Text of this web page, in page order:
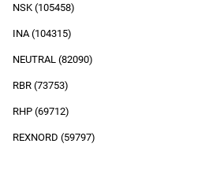
NSK (105458)
INA (104315)
NEUTRAL (82090)
RBR (73753)
RHP (69712)
REXNORD (59797)